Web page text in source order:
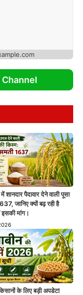
शानदार पैदावार देने वाली पूसा
जानिए क्यों बढ़ रही है
इसकी मांग।
के लिए बड़ी अपडेट!